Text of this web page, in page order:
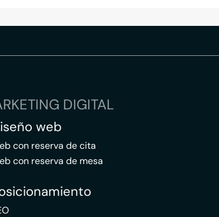
DIGITAL
web
con reserva de cita
con reserva de mesa